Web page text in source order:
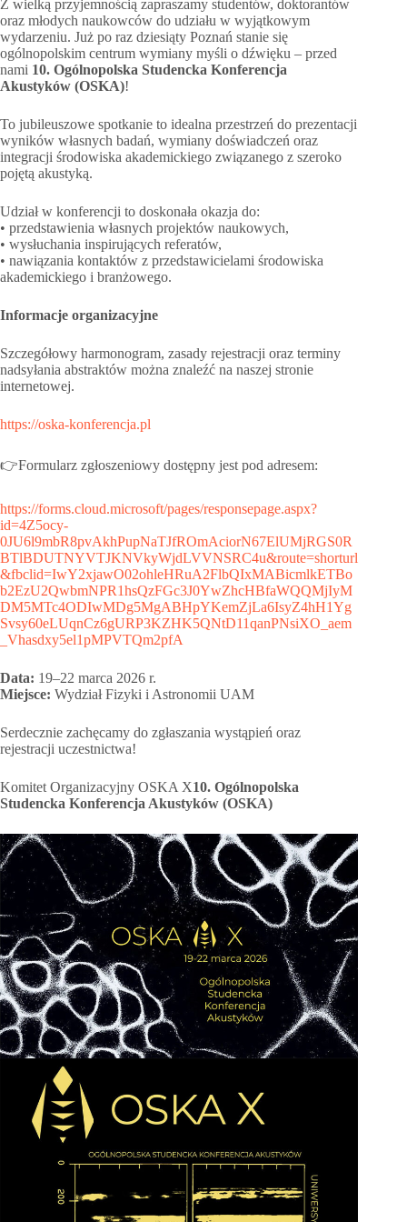
Z wielką przyjemnością zapraszamy studentów, doktorantów
oraz młodych naukowców do udziału w wyjątkowym
wydarzeniu. Już po raz dziesiąty Poznań stanie się
ogólnopolskim centrum wymiany myśli o dźwięku – przed
nami 10. Ogólnopolska Studencka Konferencja
Akustyków (OSKA)!
To jubileuszowe spotkanie to idealna przestrzeń do prezentacji
wyników własnych badań, wymiany doświadczeń oraz
integracji środowiska akademickiego związanego z szeroko
pojętą akustyką.
Udział w konferencji to doskonała okazja do:
• przedstawienia własnych projektów naukowych,
• wysłuchania inspirujących referatów,
• nawiązania kontaktów z przedstawicielami środowiska
akademickiego i branżowego.
Informacje organizacyjne
Szczegółowy harmonogram, zasady rejestracji oraz terminy
nadsyłania abstraktów można znaleźć na naszej stronie
internetowej.
https://oska-konferencja.pl
👉Formularz zgłoszeniowy dostępny jest pod adresem:
https://forms.cloud.microsoft/pages/responsepage.aspx?
id=4Z5ocy-
0JU6l9mbR8pvAkhPupNaTJfROmAciorN67ElUMjRGS0R
BTlBDUTNYVTJKNVkyWjdLVVNSRC4u&route=shorturl
&fbclid=IwY2xjawO02ohleHRuA2FlbQIxMABicmlkETBo
b2EzU2QwbmNPR1hsQzFGc3J0YwZhcHBfaWQQMjIyM
DM5MTc4ODIwMDg5MgABHpYKemZjLa6IsyZ4hH1Yg
Svsy60eLUqnCz6gURP3KZHK5QNtD11qanPNsiXO_aem
_Vhasdxy5el1pMPVTQm2pfA
Data: 19–22 marca 2026 r.
Miejsce: Wydział Fizyki i Astronomii UAM
Serdecznie zachęcamy do zgłaszania wystąpień oraz
rejestracji uczestnictwa!
Komitet Organizacyjny OSKA X10. Ogólnopolska
Studencka Konferencja Akustyków (OSKA)